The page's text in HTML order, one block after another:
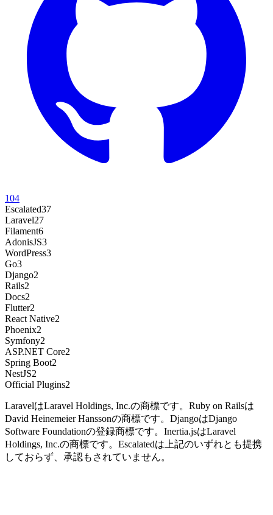
104
Escalated37
Laravel27
Filament6
AdonisJS3
WordPress3
Go3
Django2
Rails2
Docs2
Flutter2
React Native2
Phoenix2
Symfony2
ASP.NET Core2
Spring Boot2
NestJS2
Official Plugins2
LaravelはLaravel Holdings, Inc.の商標です。Ruby on Railsは
David Heinemeier Hanssonの商標です。DjangoはDjango
Software Foundationの登録商標です。Inertia.jsはLaravel
Holdings, Inc.の商標です。Escalatedは上記のいずれとも提携
しておらず、承認もされていません。